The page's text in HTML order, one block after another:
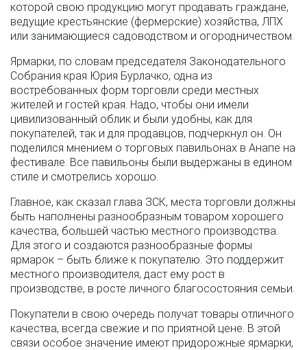
которой свою продукцию могут продавать граждане,
ведущие крестьянские (фермерские) хозяйства, ЛПХ
или занимающиеся садоводством и огородничеством.
Ярмарки, по словам председателя Законодательного
Собрания края Юрия Бурлачко, одна из
востребованных форм торговли среди местных
жителей и гостей края. Надо, чтобы они имели
цивилизованный облик и были удобны, как для
покупателей, так и для продавцов, подчеркнул он. Он
поделился мнением о торговых павильонах в Анапе на
фестивале. Все павильоны были выдержаны в едином
стиле и смотрелись хорошо.
Главное, как сказал глава ЗСК, места торговли должны
быть наполнены разнообразным товаром хорошего
качества, большей частью местного производства.
Для этого и создаются разнообразные формы
ярмарок – быть ближе к покупателю. Это поддержит
местного производителя, даст ему рост в
производстве, в росте личного благосостояния семьи.
Покупатели в свою очередь получат товары отличного
качества, всегда свежие и по приятной цене. В этой
связи особое значение имеют придорожные ярмарки,